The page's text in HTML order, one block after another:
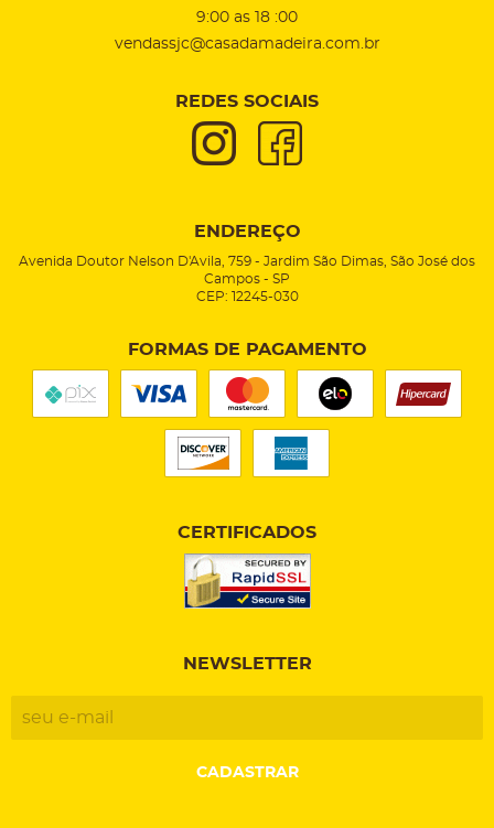
9:00 as 18 :00
vendassjc@casadamadeira.com.br
REDES SOCIAIS
ENDEREÇO
Avenida Doutor Nelson D'Avila, 759 - Jardim São Dimas, São José dos
Campos - SP
CEP: 12245-030
FORMAS DE PAGAMENTO
CERTIFICADOS
NEWSLETTER
CADASTRAR